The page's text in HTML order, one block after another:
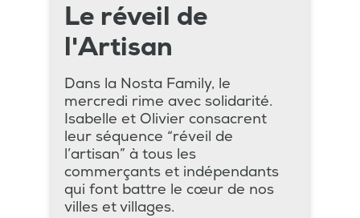
Le réveil de
l'Artisan
Dans la Nosta Family, le
mercredi rime avec solidarité.
Isabelle et Olivier consacrent
leur séquence “réveil de
l’artisan” à tous les
commerçants et indépendants
qui font battre le cœur de nos
villes et villages.